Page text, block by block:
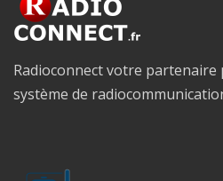
Radioconnect votre
système de